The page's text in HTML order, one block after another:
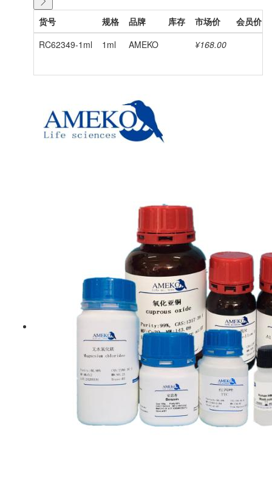
货号 规格 品牌 库存 市场价 会员价
RC62349-1ml
1ml AMEKO ¥168.00